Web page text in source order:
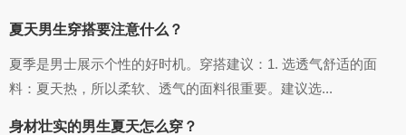
夏天男生穿搭要注意什么？
夏季是男士展示个性的好时机。穿搭建议：1. 选透气舒适的面
料：夏天热，所以柔软、透气的面料很重要。建议选...
身材壮实的男生夏天怎么穿？